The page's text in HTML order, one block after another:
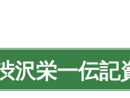
沢栄一伝記